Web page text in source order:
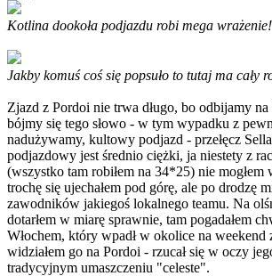
Kotlina dookoła podjazdu robi mega wrażenie!
Jakby komuś coś się popsuło to tutaj ma cały
Zjazd z Pordoi nie trwa długo, bo odbijamy
bójmy się tego słowo - w tym wypadku z
nadużywamy, kultowy podjazd - przełęcz
podjazdowy jest średnio ciężki, ja niestety z
(wszystko tam robiłem na 34*25) nie mogłem
trochę się ujechałem pod górę, ale po drodzę
zawodników jakiegoś lokalnego teamu. Na
dotarłem w miarę sprawnie, tam pogadałem
Włochem, który wpadł w okolice na weekend
widziałem go na Pordoi - rzucał się w oczy
tradycyjnym umaszczeniu "celeste".